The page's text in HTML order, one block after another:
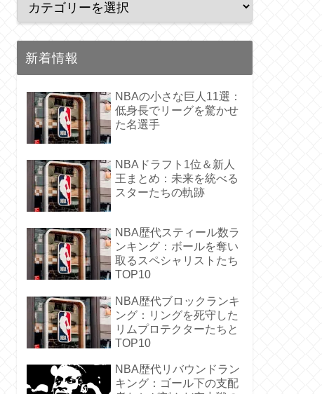
新着情報
NBAの小さな巨人11選：
低身長でリーグを驚かせ
た名選手
NBAドラフト1位＆新人
王まとめ：未来を統べる
スターたちの軌跡
NBA歴代スティール数ラ
ンキング：ボールを奪い
取るスペシャリストたち
TOP10
NBA歴代ブロックランキ
ング：リングを死守した
リムプロテクターたちと
TOP10
NBA歴代リバウンドラン
キング：ゴール下の支配